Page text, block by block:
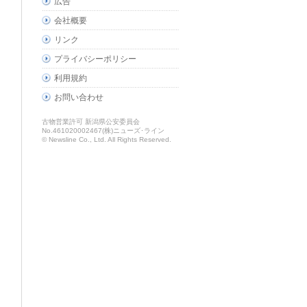
会社概要
リンク
プライバシーポリシー
利用規約
お問い合わせ
古物営業許可 新潟県公安委員会
No.461020002467(株)ニューズ･ライン
© Newsline Co., Ltd. All Rights Reserved.